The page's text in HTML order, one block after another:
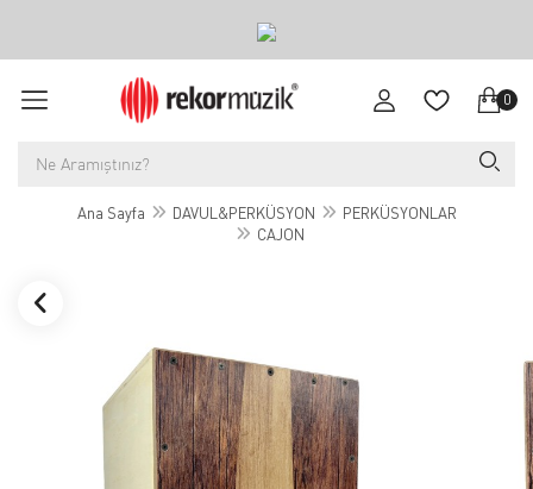
0
Ana Sayfa DAVUL&PERKÜSYON
PERKÜSYONLAR
CAJON